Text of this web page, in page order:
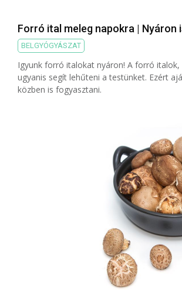
Forró ital meleg napokra | Nyáron
BELGYÓGYÁSZAT
Igyunk forró italokat nyáron! A forró italok,
ugyanis segít lehűteni a testünket. Ezért
közben is fogyasztani.